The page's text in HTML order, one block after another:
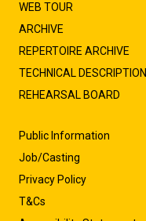
WEB TOUR
ARCHIVE
REPERTOIRE ARCHIVE
TECHNICAL DESCRIPTION
REHEARSAL BOARD
Public Information
Job/Casting
Privacy Policy
T&Cs